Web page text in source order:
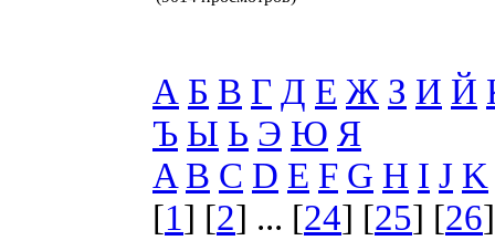
А Б В Г Д Е Ж З И Й
Ъ Ы Ь Э Ю Я
A B C D E F G H I J K
[1] [2] ... [24] [25] [26